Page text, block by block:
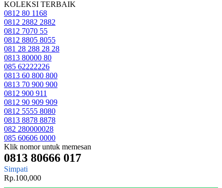
KOLEKSI TERBAIK
0812 80 1168
0812 2882 2882
0812 7070 55
0812 8805 8055
081 28 288 28 28
0813 80000 80
085 62222226
0813 60 800 800
0813 70 900 900
0812 900 911
0812 90 909 909
0812 5555 8080
0813 8878 8878
082 280000028
085 60606 0000
Klik nomor untuk memesan
0813 80666 017
Simpati
Rp.100,000